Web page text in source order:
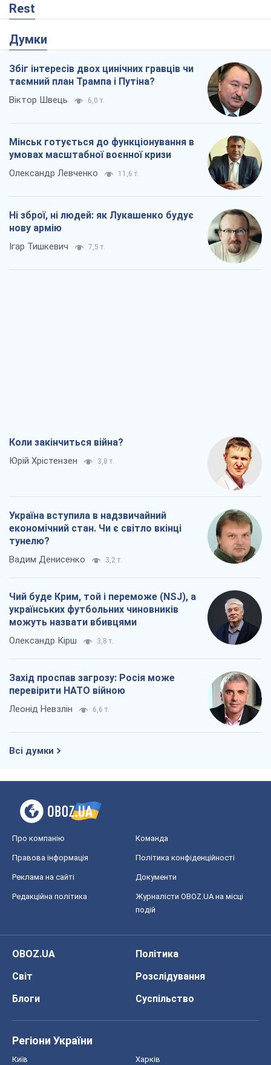
Rest
Думки
Збіг інтересів двох цинічних гравців чи
таємний план Трампа і Путіна?
Віктор Швець 6,0 т.
Мінськ готується до функціонування в
умовах масштабної воєнної кризи
Олександр Левченко 11,6 т.
Ні зброї, ні людей: як Лукашенко будує
нову армію
Ігар Тишкевич 7,5 т.
Коли закінчиться війна?
Юрій Хрістензен 3,8 т.
Україна вступила в надзвичайний
економічний стан. Чи є світло вкінці
тунелю?
Вадим Денисенко 3,2 т.
Чий буде Крим, той і переможе (NSJ), а
українських футбольних чиновників
можуть назвати вбивцями
Олександр Кірш 3,8 т.
Захід проспав загрозу: Росія може
перевірити НАТО війною
Леонід Невзлін 6,6 т.
Всі думки
Про компанію Команда
Правова інформація Політика конфіденційності
Реклама на сайті Документи
Редакційна політика
Журналісти OBOZ.UA на місці
подій
OBOZ.UA
Політика
Світ
Розслідування
Блоги
Суспільство
Регіони України
Київ Харків